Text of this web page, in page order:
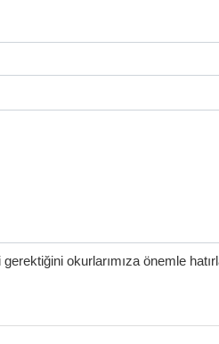
okurlarımıza önemle